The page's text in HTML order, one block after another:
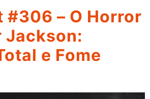
#306 – O Horror
Jackson:
e Fome